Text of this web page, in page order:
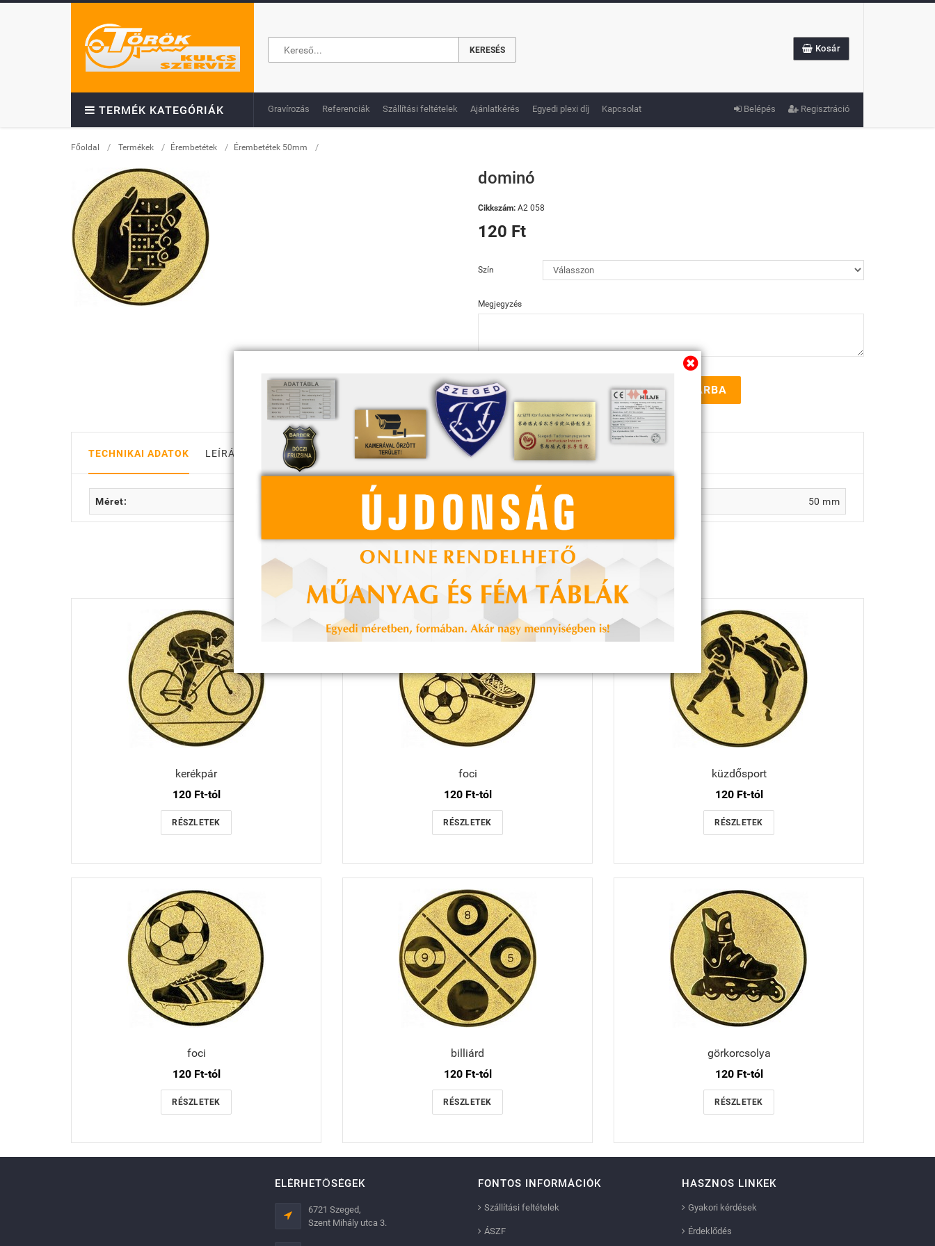
TERMÉK KATEGÓRIÁK
KERESÉS Kosár
Belépés Regisztráció
Gravírozás Referenciák Szállítási feltételek Ajánlatkérés Egyedi plexi díj Kapcsolat
Főoldal / Termékek / Érembetétek / Érembetétek 50mm /
dominó
Cikkszám: A2 058
120 Ft
Szín
Megjegyzés
Mennyiség: KOSÁRBA
TECHNIKAI ADATOK LEÍRÁS
Méret: 50 mm
kerékpár
120 Ft-tól
RÉSZLETEK
foci
120 Ft-tól
RÉSZLETEK
küzdősport
120 Ft-tól
RÉSZLETEK
foci
120 Ft-tól
RÉSZLETEK
billiárd
120 Ft-tól
RÉSZLETEK
görkorcsolya
120 Ft-tól
RÉSZLETEK
ELÉRHETŐSÉGEK
6721 Szeged,
Szent Mihály utca 3.
FONTOS INFORMÁCIÓK
Szállítási feltételek
ÁSZF
HASZNOS LINKEK
Gyakori kérdések
Érdeklődés